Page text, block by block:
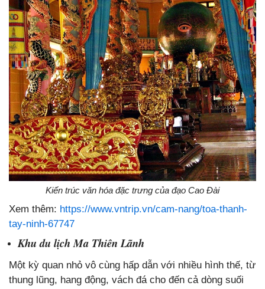
Kiến trúc văn hóa đặc trưng của đạo Cao Đài
Xem thêm: https://www.vntrip.vn/cam-nang/toa-thanh-
tay-ninh-67747
Khu du lịch Ma Thiên Lãnh
Một kỳ quan nhỏ vô cùng hấp dẫn với nhiều hình thế, từ
thung lũng, hang động, vách đá cho đến cả dòng suối